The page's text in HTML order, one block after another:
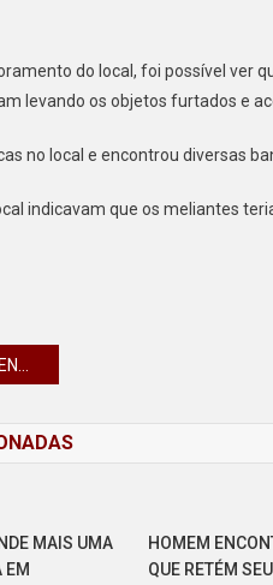
do local, foi possível ver
levando os objetos furtados e
no local e encontrou diversas
indicavam que os meliantes
MAIS UMA
EM
HOMEM
QUE RETÉM